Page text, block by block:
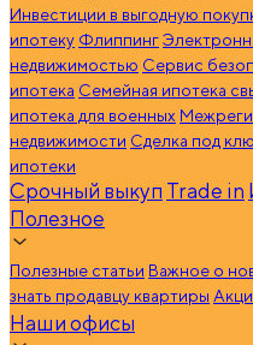
Инвестиции в выгодную
ипотеку Флиппинг
недвижимостью Сервис
ипотека Семейная ипотека
ипотека для военных
недвижимости Сделка под
ипотеки
Срочный выкуп Trade in
Полезное
Полезные статьи Важное о
знать продавцу квартиры
Наши офисы